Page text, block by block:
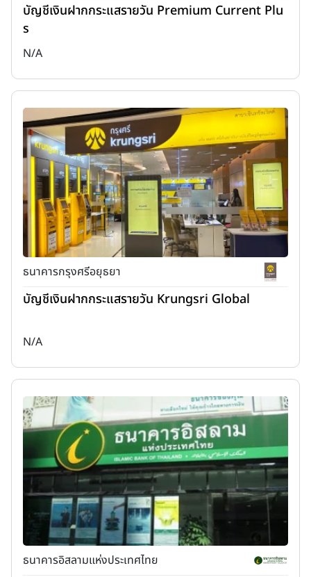
บัญชีเงินฝากกระแสรายวัน Premium Current Plu
s
N/A
ธนาคารกรุงศรีอยุธยา
บัญชีเงินฝากกระแสรายวัน Krungsri Global
N/A
ธนาคารอิสลามแห่งประเทศไทย